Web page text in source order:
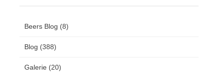
Beers Blog (8)
Blog (388)
Galerie (20)